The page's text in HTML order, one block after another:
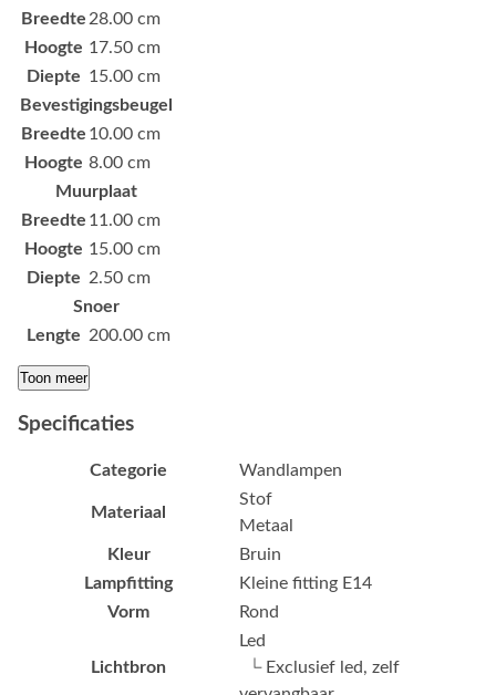
Breedte 28.00 cm
Hoogte 17.50 cm
Diepte 15.00 cm
Bevestigingsbeugel
Breedte 10.00 cm
Hoogte 8.00 cm
Muurplaat
Breedte 11.00 cm
Hoogte 15.00 cm
Diepte 2.50 cm
Snoer
Lengte 200.00 cm
Toon meer
Specificaties
Categorie Wandlampen
Materiaal
Stof
Metaal
Kleur
Bruin
Lampfitting
Kleine fitting E14
Vorm
Rond
Lichtbron
Led
└ Exclusief led, zelf